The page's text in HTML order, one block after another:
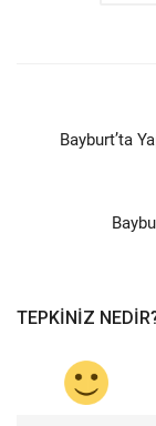
Bayburt’ta
TEPKINIZ